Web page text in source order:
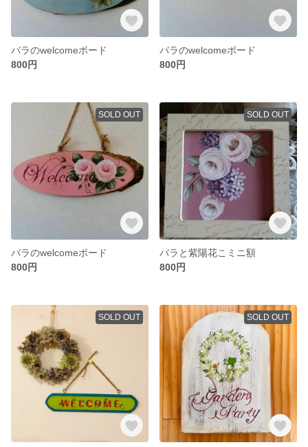
バラのwelcomeボード
800円
バラのwelcomeボード
800円
SOLD OUT
バラのwelcomeボード
800円
SOLD OUT
バラと紫陽花こミニ額
800円
SOLD OUT SOLD OUT